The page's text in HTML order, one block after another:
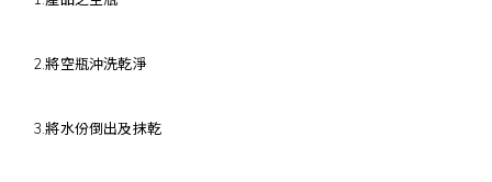
2.將空瓶沖洗乾淨
3.將水份倒出及抹乾